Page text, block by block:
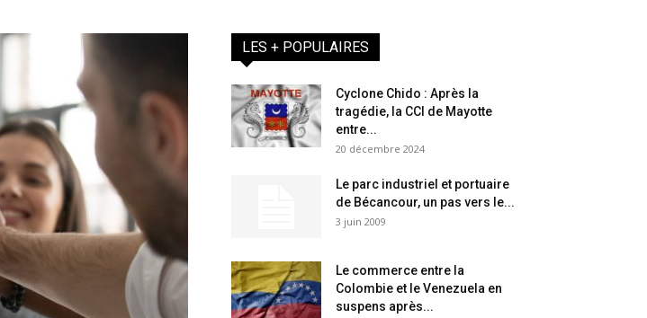
LES + POPULAIRES
Cyclone Chido : Après la
tragédie, la CCI de Mayotte
entre...
20 décembre 2024
Le parc industriel et portuaire
de Bécancour, un pas vers le...
3 juin 2009
Le commerce entre la
Colombie et le Venezuela en
suspens après...